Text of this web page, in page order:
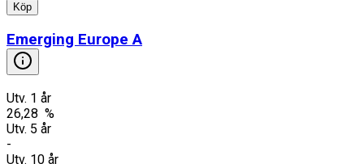
Köp
Emerging Europe A
Utv. 1 år
26,28 %
Utv. 5 år
-
Utv. 10 år